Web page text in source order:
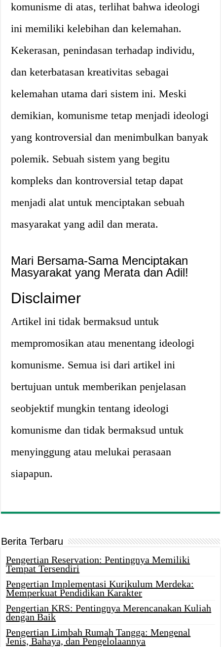
komunisme di atas, terlihat bahwa ideologi
ini memiliki kelebihan dan kelemahan.
Kekerasan, penindasan terhadap individu,
dan keterbatasan kreativitas sebagai
kelemahan utama dari sistem ini. Meski
demikian, komunisme tetap menjadi ideologi
yang kontroversial dan menimbulkan banyak
polemik. Sebuah sistem yang begitu
kompleks dan kontroversial tetap dapat
menjadi alat untuk menciptakan sebuah
masyarakat yang adil dan merata.
Mari Bersama-Sama Menciptakan
Masyarakat yang Merata dan Adil!
Disclaimer
Artikel ini tidak bermaksud untuk
mempromosikan atau menentang ideologi
komunisme. Semua isi dari artikel ini
bertujuan untuk memberikan penjelasan
seobjektif mungkin tentang ideologi
komunisme dan tidak bermaksud untuk
menyinggung atau melukai perasaan
siapapun.
Berita Terbaru
Pengertian Reservation: Pentingnya Memiliki
Tempat Tersendiri
Pengertian Implementasi Kurikulum Merdeka:
Memperkuat Pendidikan Karakter
Pengertian KRS: Pentingnya Merencanakan Kuliah
dengan Baik
Pengertian Limbah Rumah Tangga: Mengenal
Jenis, Bahaya, dan Pengelolaannya